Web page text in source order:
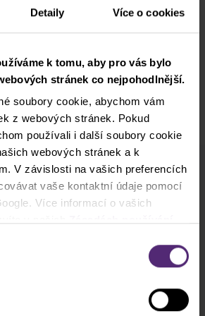
Detaily Více o cookies
k tomu, aby pro vás bylo
stránek co nejpohodlnější.
soubory cookie, abychom vám
z webových stránek. Pokud
používali i další soubory cookie
webových stránek a k
V závislosti na vašich preferencích
vaše kontaktní údaje pomocí
Více informací o vašich
sdílíme vaše informace s třetími
s našimi marketingovými partnery. To
státech amerických.
newsletteru
v Purple Trading, Market Shot,
Odebírat
přijímám, že mé osobní údaje budou zpracovány v
, včetně marketingových